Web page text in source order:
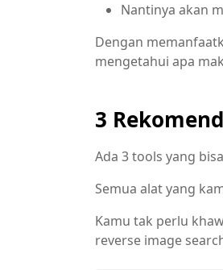
Nantinya akan
Dengan
mengetahui apa
3
Ada 3 tools yang
Semua alat yang
Kamu tak perlu
reverse image